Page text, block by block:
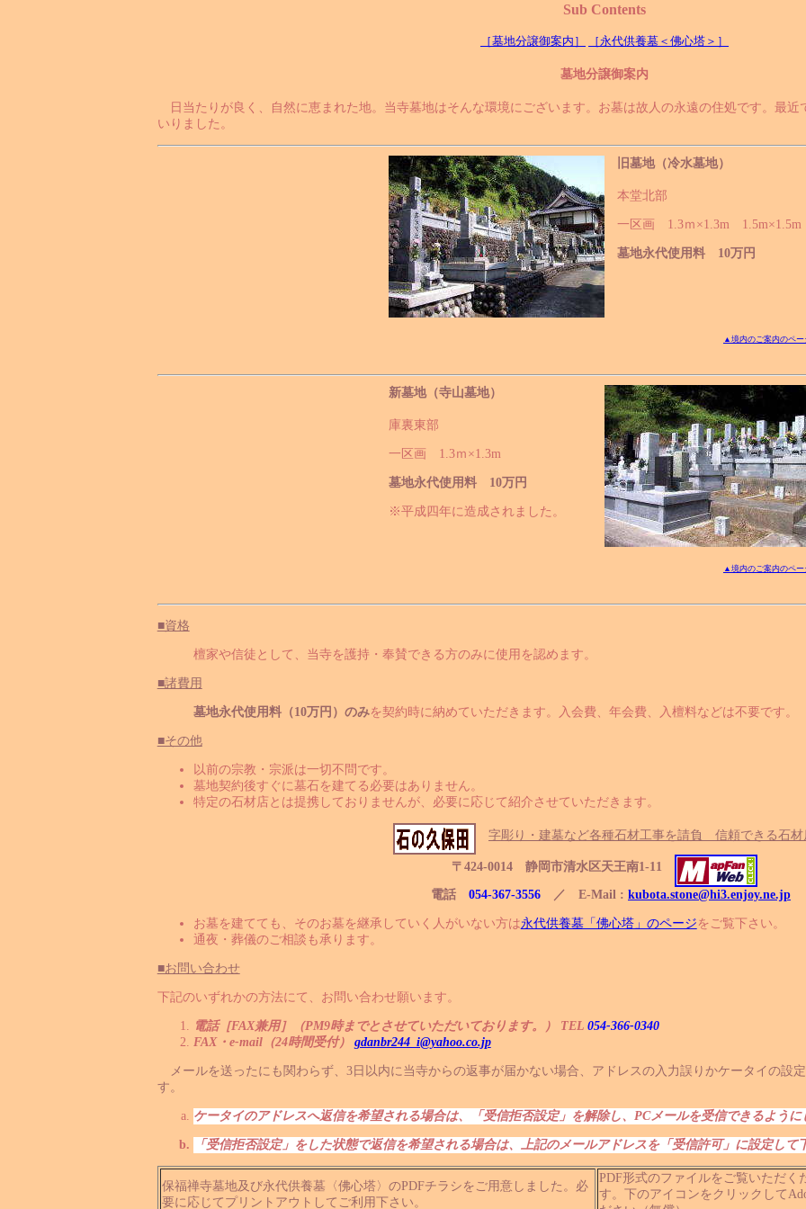
Sub Contents
［墓地分譲御案内］ ［永代供養墓＜佛心塔＞］
墓地分譲御案内
日当たりが良く、自然に恵まれた地。当寺墓地はそんな環境にございます。お墓は故人の永遠の住処です。最近
いりました。
旧墓地（冷水墓地）
本堂北部
一区画 1.3ｍ×1.3m 1.5m×1.5m
墓地永代使用料 10万円
▲境内のご案内のペー
新墓地（寺山墓地）
庫裏東部
一区画 1.3ｍ×1.3m
墓地永代使用料 10万円
※平成四年に造成されました。
▲境内のご案内のペー
■資格
檀家や信徒として、当寺を護持・奉賛できる方のみに使用を認めます。
■諸費用
墓地永代使用料（10万円）のみを契約時に納めていただきます。入会費、年会費、入檀料などは不要です。
■その他
以前の宗教・宗派は一切不問です。
墓地契約後すぐに墓石を建てる必要はありません。
特定の石材店とは提携しておりませんが、必要に応じて紹介させていただきます。
字彫り・建墓など各種石材工事を請負 信頼できる石材
〒424-0014 静岡市清水区天王南1-11
電話 054-367-3556 ／ E-Mail : kubota.stone@hi3.enjoy.ne.jp
お墓を建てても、そのお墓を継承していく人がいない方は永代供養墓「佛心塔」のページ をご覧下さい。
通夜・葬儀のご相談も承ります。
■お問い合わせ
下記のいずれかの方法にて、お問い合わせ願います。
電話［FAX兼用］（PM9時までとさせていただいております。） TEL 054-366-0340
FAX・e-mail（24時間受付） gdanbr244_i@yahoo.co.jp
メールを送ったにも関わらず、3日以内に当寺からの返事が届かない場合、アドレスの入力誤りかケータイの設
す。
ケータイのアドレスへ返信を希望される場合は、「受信拒否設定」を解除し、PCメールを受信できるように
「受信拒否設定」をした状態で返信を希望される場合は、上記のメールアドレスを「受信許可」に設定して
保福禅寺墓地及び永代供養墓〈佛心塔〉のPDFチラシをご用意しました。必
要に応じてプリントアウトしてご利用下さい。
PDF形式のファイルをご覧いただく
す。下のアイコンをクリックして